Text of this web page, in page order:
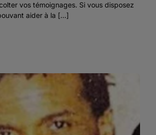
vos témoignages. Si vous disposez
aider à la […]